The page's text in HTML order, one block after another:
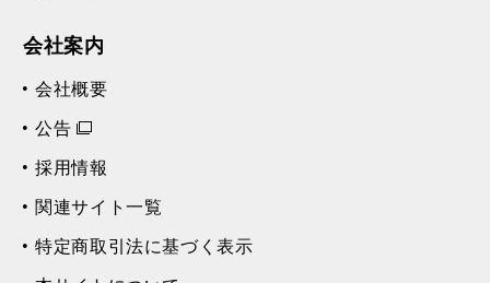
会社案内
会社概要
公告
採用情報
関連サイト一覧
特定商取引法に基づく表示